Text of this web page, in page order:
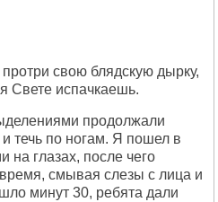
свою блядскую дырку,
Свете испачкаешь.
продолжали
течь по ногам. Я пошел в
на глазах, после чего
смывая слезы с лица и
минут 30, ребята дали